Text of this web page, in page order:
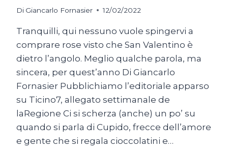
Di Giancarlo Fornasier 12/02/2022
Tranquilli, qui nessuno vuole spingervi a
comprare rose visto che San Valentino è
dietro l’angolo. Meglio qualche parola, ma
sincera, per quest’anno Di Giancarlo
Fornasier Pubblichiamo l’editoriale apparso
su Ticino7, allegato settimanale de
laRegione Ci si scherza (anche) un po’ su
quando si parla di Cupido, frecce dell’amore
e gente che si regala cioccolatini e…